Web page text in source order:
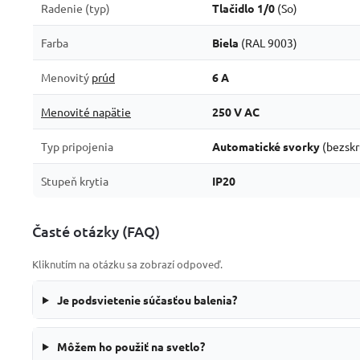
Radenie (typ) Tlačidlo 1/0 (So)
Farba Biela (RAL 9003)
Menovitý prúd 6 A
Menovité napätie 250 V AC
Typ pripojenia Automatické svorky
Stupeň krytia IP20
Časté otázky (FAQ)
Kliknutím na otázku sa zobrazí odpoveď.
Je podsvietenie súčasťou balenia?
Môžem ho použiť na svetlo?